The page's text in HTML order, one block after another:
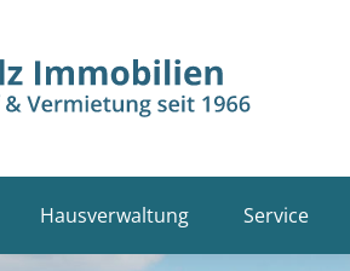
Hausverwaltung Service